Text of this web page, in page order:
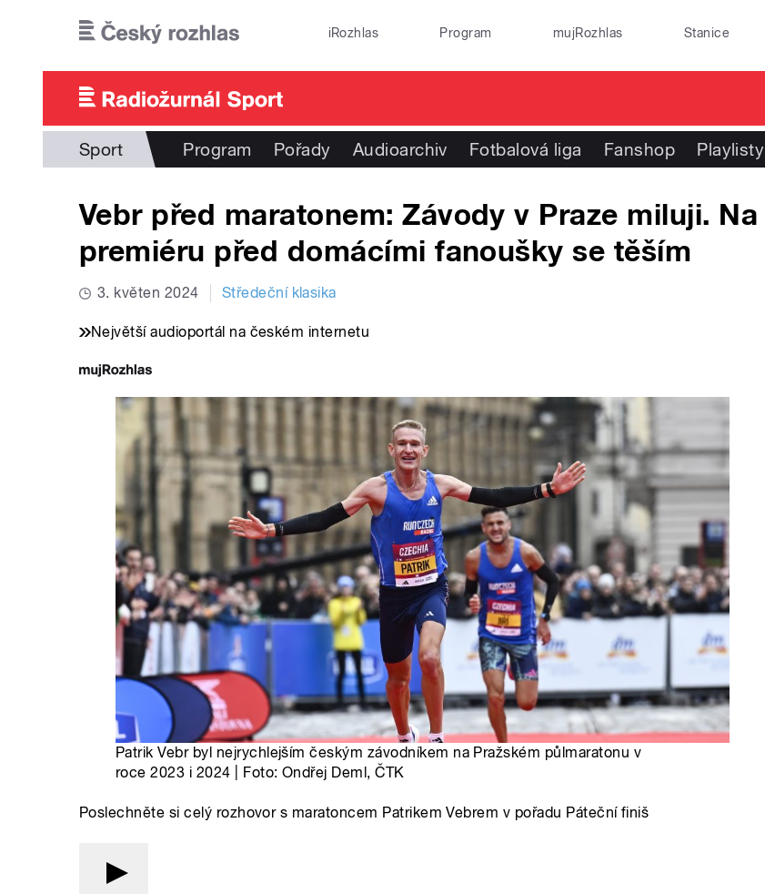
iRozhlas Program mujRozhlas Stanice
Sport Program Pořady Audioarchiv Fotbalová liga Fanshop Playlisty
Vebr před maratonem: Závody v Praze miluji. Na
premiéru před domácími fanoušky se těším
3. květen 2024 Středeční klasika
Největší audioportál na českém internetu
Patrik Vebr byl nejrychlejším českým závodníkem na Pražském půlmaratonu v
roce 2023 i 2024 | Foto: Ondřej Deml, ČTK
Poslechněte si celý rozhovor s maratoncem Patrikem Vebrem v pořadu Páteční finiš